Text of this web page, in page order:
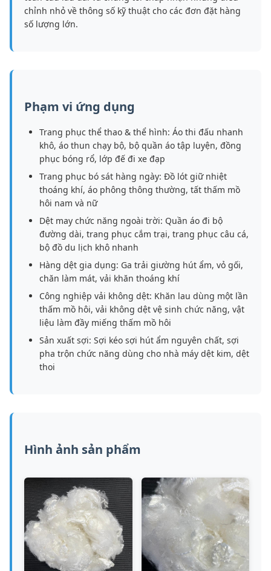
chỉnh nhỏ về thông số kỹ thuật cho các đơn đặt hàng
số lượng lớn.
Phạm vi ứng dụng
Trang phục thể thao & thể hình: Áo thi đấu nhanh
khô, áo thun chạy bộ, bộ quần áo tập luyện, đồng
phục bóng rổ, lớp đế đi xe đạp
Trang phục bó sát hàng ngày: Đồ lót giữ nhiệt
thoáng khí, áo phông thông thường, tất thấm mồ
hôi nam và nữ
Dệt may chức năng ngoài trời: Quần áo đi bộ
đường dài, trang phục cắm trại, trang phục câu cá,
bộ đồ du lịch khô nhanh
Hàng dệt gia dụng: Ga trải giường hút ẩm, vỏ gối,
chăn làm mát, vải khăn thoáng khí
Công nghiệp vải không dệt: Khăn lau dùng một lần
thấm mồ hôi, vải không dệt vệ sinh chức năng, vật
liệu làm đầy miếng thấm mồ hôi
Sản xuất sợi: Sợi kéo sợi hút ẩm nguyên chất, sợi
pha trộn chức năng dùng cho nhà máy dệt kim, dệt
thoi
Hình ảnh sản phẩm